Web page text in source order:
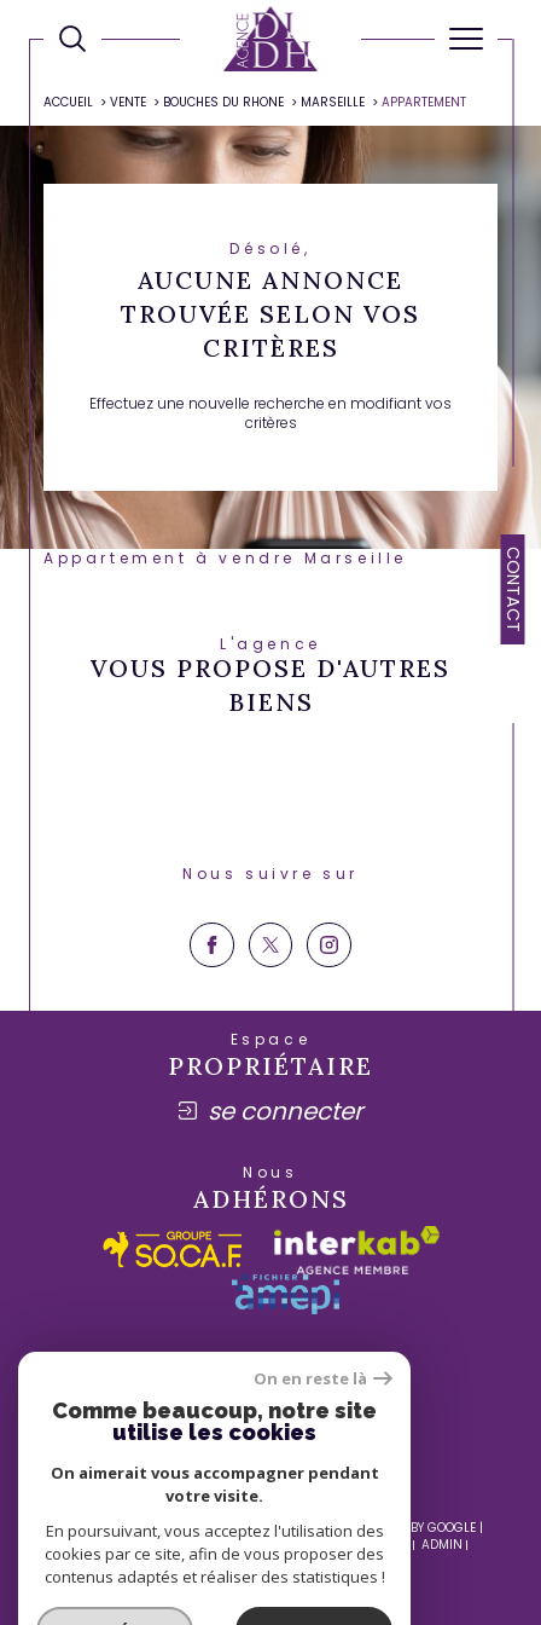
CONTACT
ACCUEIL VENTE BOUCHES DU RHONE MARSEILLE APPARTEMENT
Désolé,
AUCUNE ANNONCE
TROUVÉE SELON VOS
CRITÈRES
Effectuez une nouvelle recherche en modifiant vos
critères
Appartement à vendre Marseille
L'agence
VOUS PROPOSE D'AUTRES
BIENS
Nous suivre sur
Espace
PROPRIÉTAIRE
se connecter
Nous
ADHÉRONS
© 2026 | TOUS DROITS RÉSERVÉS | TRADUCTION POWERED BY GOOGLE |
NOS HONORAIRES
PLAN DU SITE MENTIONS LÉGALES
ADMIN
NOS LIENS
POLITIQUE RGPD COOKIES
On en reste là
Comme beaucoup, notre site
utilise les cookies
On aimerait vous accompagner pendant
votre visite.
En poursuivant, vous acceptez l'utilisation des
cookies par ce site, afin de vous proposer des
contenus adaptés et réaliser des statistiques !